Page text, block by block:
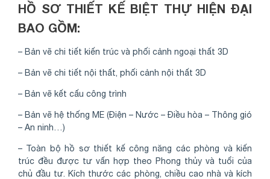
HỒ SƠ THIẾT KẾ BIỆT THỰ HIỆN ĐẠI
BAO GỒM:
– Bản vẽ chi tiết kiến trúc và phối cảnh ngoại thất 3D
– Bản vẽ chi tiết nội thất, phối cảnh nội thất 3D
– Bản vẽ kết cấu công trình
– Bản vẽ hệ thống ME (Điện – Nước – Điều hòa – Thông gió
– An ninh…)
– Toàn bộ hồ sơ thiết kế công năng các phòng và kiến
trúc đều được tư vấn hợp theo Phong thủy và tuổi của
chủ đầu tư. Kích thước các phòng, chiều cao nhà và kích